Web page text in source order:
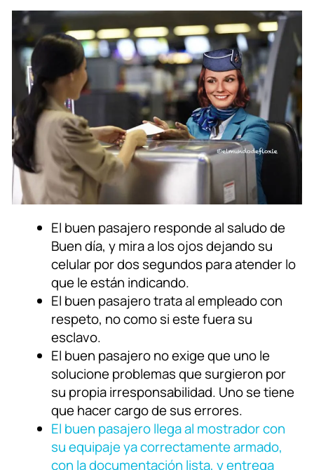
El buen pasajero responde al saludo de
Buen día, y mira a los ojos dejando su
celular por dos segundos para atender lo
que le están indicando.
El buen pasajero trata al empleado con
respeto, no como si este fuera su
esclavo.
El buen pasajero no exige que uno le
solucione problemas que surgieron por
su propia irresponsabilidad. Uno se tiene
que hacer cargo de sus errores.
El buen pasajero llega al mostrador con
su equipaje ya correctamente armado,
con la documentación lista, y entrega